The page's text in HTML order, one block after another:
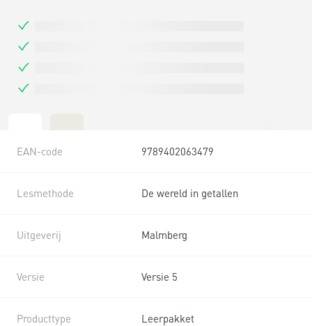
EAN-code 9789402063479
Lesmethode De wereld in getallen
Uitgeverij Malmberg
Versie Versie 5
Producttype Leerpakket